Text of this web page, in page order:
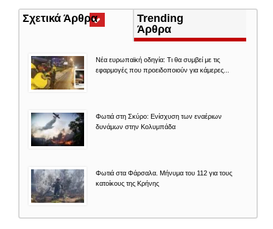
Σχετικά Άρθρα(ενεργή
καρτέλα)
Trending
Άρθρα
Νέα ευρωπαϊκή οδηγία: Τι θα συμβεί με τις
εφαρμογές που προειδοποιούν για κάμερες...
Φωτιά στη Σκύρο: Ενίσχυση των εναέριων
δυνάμων στην Κολυμπάδα
Φωτιά στα Φάρσαλα. Μήνυμα του 112 για τους
κατοίκους της Κρήνης